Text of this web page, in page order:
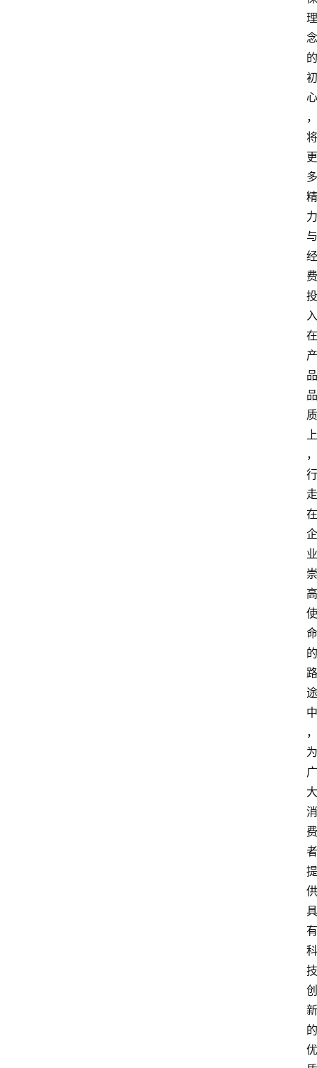
理
念
的
初
心
，
将
更
多
精
力
与
经
费
投
入
在
产
品
品
质
上
，
行
走
在
企
业
崇
高
使
命
的
路
途
中
，
为
广
大
消
费
者
提
供
具
有
科
技
创
新
的
优